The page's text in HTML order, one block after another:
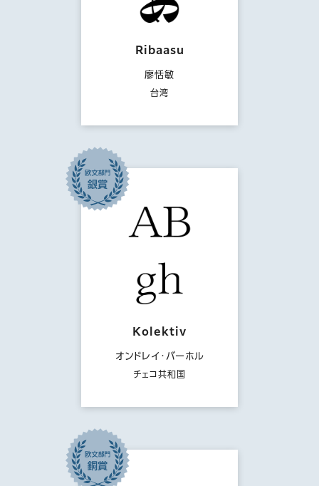
Ribaasu
廖恬敏
台湾
Kolektiv
オンドレイ・バーホル
チェコ共和国